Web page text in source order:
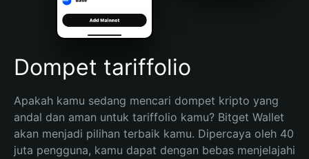
Português (Brasil)
Español (Argentina)
Dompet tariffolio
Apakah kamu sedang mencari dompet kripto yang
andal dan aman untuk tariffolio kamu? Bitget Wallet
akan menjadi pilihan terbaik kamu. Dipercaya oleh 40
juta pengguna, kamu dapat dengan bebas menjelajahi